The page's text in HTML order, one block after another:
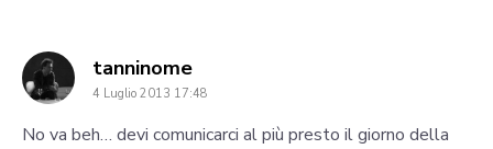
tanninomesays:
4 Luglio 2013 17:48
No va beh… devi comunicarci al più presto il giorno della